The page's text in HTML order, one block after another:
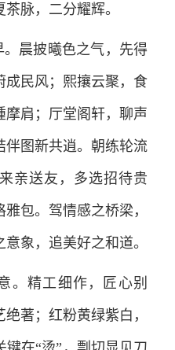
脉，二分耀辉。
晨披曦色之气，先得
成民风；熙攘云聚，食
肩；厅堂阁轩，聊声
伴图新共逍。朝练轮流
亲送友，多选招待贵
包。驾情感之桥梁，
象，追美好之和道。
。精工细作，匠心别
著；红粉黄绿紫白，